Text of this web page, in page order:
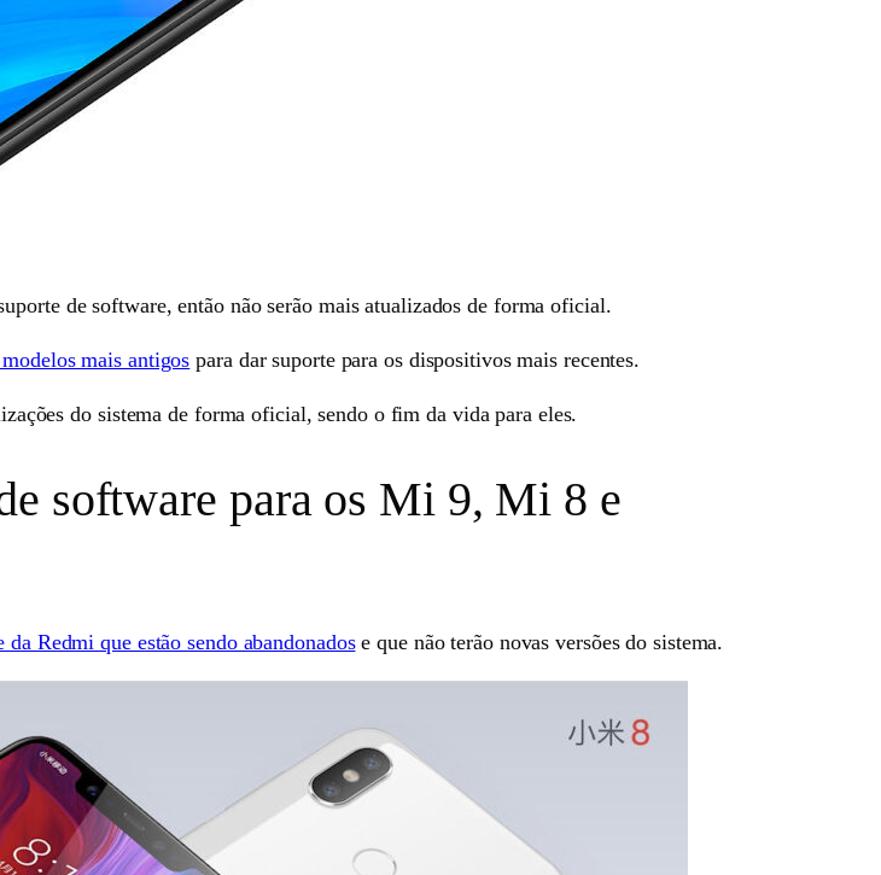
de software, então não serão mais atualizados de forma oficial.
mais antigos para dar suporte para os dispositivos mais recentes.
do sistema de forma oficial, sendo o fim da vida para eles.
software para os Mi 9, Mi 8 e
Redmi que estão sendo abandonadose que não terão novas versões do sistema.